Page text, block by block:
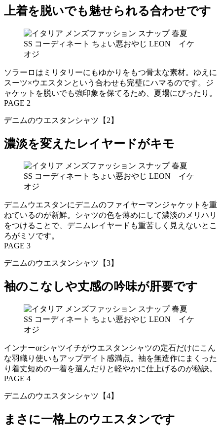
上着を脱いでも魅せられる合わせです
ソラーロはミリタリーにもゆかりをもつ骨太な素材。ゆえに
スーツ×ウエスタンという合わせも完璧にハマるのです。ジ
ャケットを脱いでも強印象を保てるため、夏場にぴったり。
PAGE 2
デニムのウエスタンシャツ【2】
濃淡を変えたレイヤードがキモ
デニムウエスタンにデニムのファイヤーマンジャケットを重
ねているのが新鮮。シャツの色を薄めにして濃淡のメリハリ
をつけることで、デニムレイヤードも重苦しく見えないとこ
ろがミソです。
PAGE 3
デニムのウエスタンシャツ【3】
袖のこなしや丈感の吟味が肝要です
インナーorシャツイチがウエスタンシャツの定石だけにこん
な羽織り使いもアップデイト感満点。袖を無造作にまくった
り着丈短めの一着を選んだりと軽やかに仕上げるのが秘訣。
PAGE 4
デニムのウエスタンシャツ【4】
まさに一格上のウエスタンです